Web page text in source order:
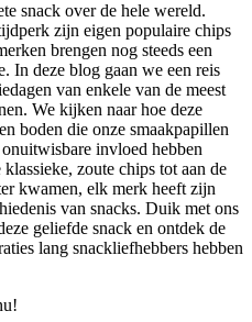
snack over de hele wereld.
zijn eigen populaire chips
brengen nog steeds een
In deze blog gaan we een reis
van enkele van de meest
We kijken naar hoe deze
boden die onze smaakpapillen
invloed hebben
zoute chips tot aan de
kwamen, elk merk heeft zijn
van snacks. Duik met ons
geliefde snack en ontdek de
lang snackliefhebbers hebben